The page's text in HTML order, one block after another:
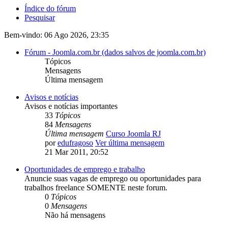
Índice do fórum
Pesquisar
Bem-vindo: 06 Ago 2026, 23:35
Fórum - Joomla.com.br (dados salvos de joomla.com.br)
Tópicos
Mensagens
Última mensagem
Avisos e notícias
Avisos e notícias importantes
33 Tópicos
84 Mensagens
Última mensagem Curso Joomla RJ
poredufragoso Ver última mensagem
21 Mar 2011, 20:52
Oportunidades de emprego e trabalho
Anuncie suas vagas de emprego ou oportunidades para
trabalhos freelance SOMENTE neste forum.
0 Tópicos
0 Mensagens
Não há mensagens